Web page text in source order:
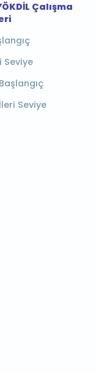
Çalışma
Seviye
Seviye